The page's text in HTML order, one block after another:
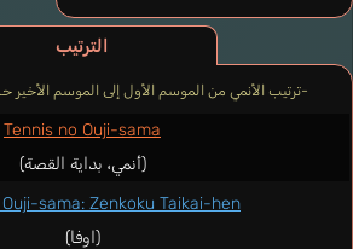
الترتيب
-ترتيب الأنمي من الموسم الأول إلى الموسم
Tennis no Ouji-sama
(أنمي، بداية القصة)
sama: Zenkoku Taikai-hen
(اوفا)